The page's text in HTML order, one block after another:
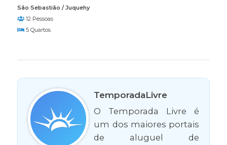
São Sebastião / Juquehy
12 Pessoas
5 Quartos
TemporadaLivre
O Temporada Livre é
um dos maiores portais
de aluguel de